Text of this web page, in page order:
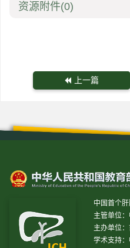
资源附件(0)
上一篇
中国首个
主管单位
主办单位
学术支持